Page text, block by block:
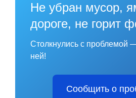
Не убран мусор,
дороге, не горит
Столкнулись с проблемой
ней!
Сообщить о